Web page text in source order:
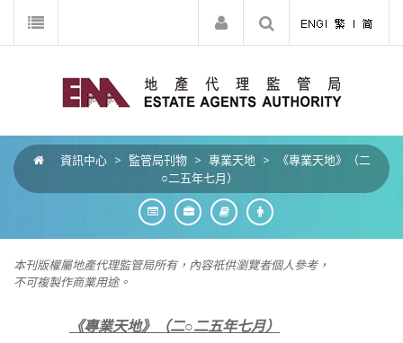
資訊中心 > 監管局刊物 > 專業天地 >
《專業天地》（二
○二五年七月）
本刊版權屬地產代理監管局所有，內容祇供瀏覽者個人參考，
不可複製作商業用途。
《專業天地》（二○二五年七月）